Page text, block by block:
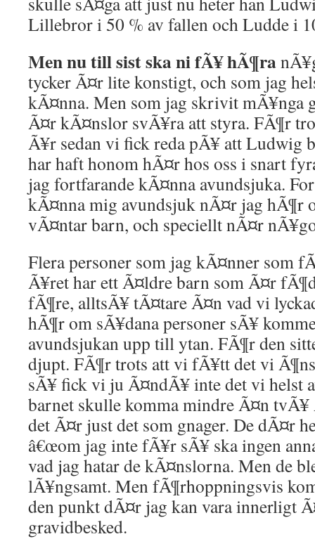
Lillebror i 50 % av fallen och Ludde i
Men nu till sist ska ni fÃ¥ hÃ¶ra
tycker Ã¤r lite konstigt, och som jag
kÃ¤nna. Men som jag skrivit mÃ¥nga
Ã¤r kÃ¤nslor svÃ¥ra att styra. FÃ¶r
Ã¥r sedan vi fick reda pÃ¥ att
har haft honom hÃ¤r hos oss i snart
jag fortfarande kÃ¤nna avundsjuka.
kÃ¤nna mig avundsjuk nÃ¤r jag hÃ¶r
vÃ¤ntar barn, och speciellt nÃ¤r
Flera personer som jag kÃ¤nner som
Ã¥ret har ett Ã¤ldre barn som Ã¤r
fÃ¶re, alltsÃ¥ tÃ¤tare Ã¤n vad vi
hÃ¶r om sÃ¥dana personer sÃ¥
avundsjukan upp till ytan. FÃ¶r den
djupt. FÃ¶r trots att vi fÃ¥tt det vi
sÃ¥ fick vi ju Ã¤ndÃ¥ inte det vi helst
barnet skulle komma mindre Ã¤n
det Ã¤r just det som gnager. De dÃ¤r
â€œom jag inte fÃ¥r sÃ¥ ska ingen
vad jag hatar de kÃ¤nslorna. Men de
lÃ¥ngsamt. Men fÃ¶rhoppningsvis
den punkt dÃ¤r jag kan vara innerligt
gravidbesked.